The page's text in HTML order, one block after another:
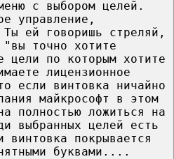
с выбором целей.
управление,
ей говоришь стреляй,
точно хотите
цели по которым хотите
лицензионное
если винтовка ничайно
майкрософт в этом
полностью ложиться на
выбранных целей есть
покрывается
буквами....